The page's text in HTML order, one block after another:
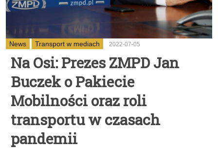
News Transport w mediach 2022-07-05
Na Osi: Prezes ZMPD Jan
Buczek o Pakiecie
Mobilności oraz roli
transportu w czasach
pandemii